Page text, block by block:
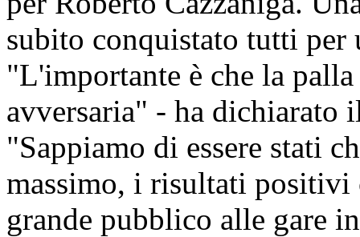
subito conquistato tutti per
"L'importante è che la
avversaria" - ha dichiarato
"Sappiamo di essere stati
massimo, i risultati positivi
grande pubblico alle gare